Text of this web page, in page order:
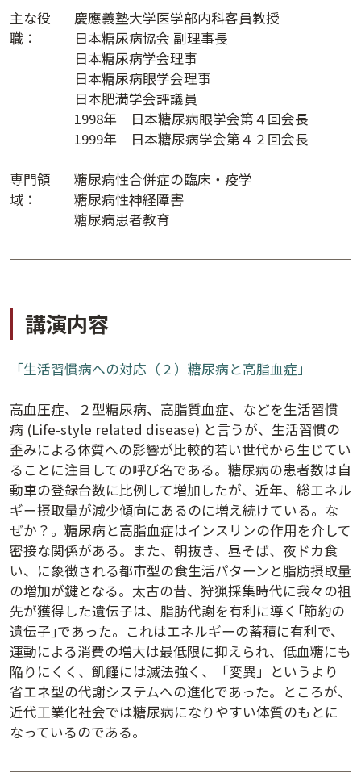
主な役
職：
慶應義塾大学医学部内科客員教授
日本糖尿病協会 副理事長
日本糖尿病学会理事
日本糖尿病眼学会理事
日本肥満学会評議員
1998年 日本糖尿病眼学会第４回会長
1999年 日本糖尿病学会第４２回会長
専門領
域：
糖尿病性合併症の臨床・疫学
糖尿病性神経障害
糖尿病患者教育
講演内容
「生活習慣病への対応（２）糖尿病と高脂血症」
高血圧症、２型糖尿病、高脂質血症、などを生活習慣
病 (Life-style related disease) と言うが、生活習慣の
歪みによる体質への影響が比較的若い世代から生じてい
ることに注目しての呼び名である。糖尿病の患者数は自
動車の登録台数に比例して増加したが、近年、総エネル
ギー摂取量が減少傾向にあるのに増え続けている。な
ぜか？。糖尿病と高脂血症はインスリンの作用を介して
密接な関係がある。また、朝抜き、昼そば、夜ドカ食
い、に象徴される都市型の食生活パターンと脂肪摂取量
の増加が鍵となる。太古の昔、狩猟採集時代に我々の祖
先が獲得した遺伝子は、脂肪代謝を有利に導く｢節約の
遺伝子｣であった。これはエネルギーの蓄積に有利で、
運動による消費の増大は最低限に抑えられ、低血糖にも
陥りにくく、飢饉には滅法強く、「変異」というより
省エネ型の代謝システムへの進化であった。ところが、
近代工業化社会では糖尿病になりやすい体質のもとに
なっているのである。
講演日程ダウンロード
講演アーカイブ
7日間無料体験